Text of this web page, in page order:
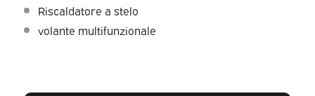
Riscaldatore a stelo
volante multifunzionale